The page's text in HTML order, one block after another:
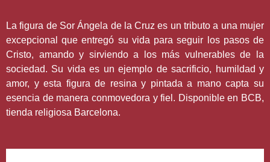
La figura de Sor Ángela de la Cruz es un tributo a una mujer
excepcional que entregó su vida para seguir los pasos de
Cristo, amando y sirviendo a los más vulnerables de la
sociedad. Su vida es un ejemplo de sacrificio, humildad y
amor, y esta figura de resina y pintada a mano capta su
esencia de manera conmovedora y fiel. Disponible en BCB,
tienda religiosa Barcelona.